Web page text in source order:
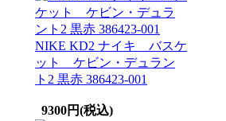
NIKE KD2 ナイキ バスケ
ット ケビン・デュラン
ト2 黒赤 386423-001
9300円(税込)